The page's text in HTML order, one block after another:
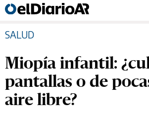
SALUD
Miopía infantil:
pantallas o de
aire libre?